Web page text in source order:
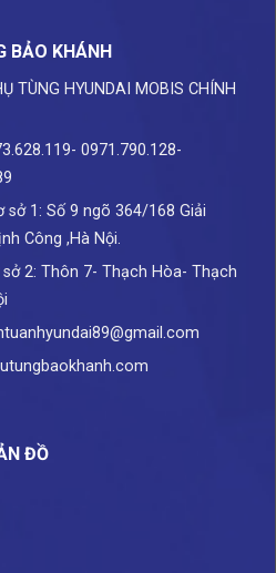
BẢO KHÁNH
TÙNG HYUNDAI MOBIS CHÍNH
0971.790.128-
sở 1: Số 9 ngõ 364/168 Giải
Công ,Hà Nội.
sở 2: Thôn 7- Thạch Hòa- Thạch
ĐỒ